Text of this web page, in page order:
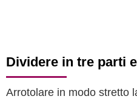
Dividere in tre parti
Arrotolare in modo stretto